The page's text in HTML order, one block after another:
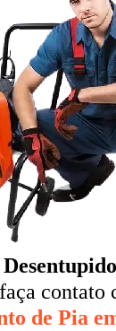
contato
de Pia